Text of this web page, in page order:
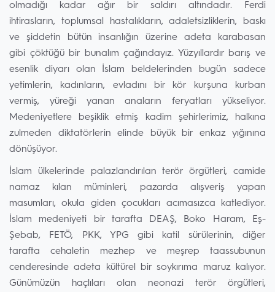
olmadığı kadar ağır bir saldırı altındadır. Ferdi
ihtirasların, toplumsal hastalıkların, adaletsizliklerin, baskı
ve şiddetin bütün insanlığın üzerine adeta karabasan
gibi çöktüğü bir bunalım çağındayız. Yüzyıllardır barış ve
esenlik diyarı olan İslam beldelerinden bugün sadece
yetimlerin, kadınların, evladını bir kör kurşuna kurban
vermiş, yüreği yanan anaların feryatları yükseliyor.
Medeniyetlere beşiklik etmiş kadim şehirlerimiz, halkına
zulmeden diktatörlerin elinde büyük bir enkaz yığınına
dönüşüyor.
İslam ülkelerinde palazlandırılan terör örgütleri, camide
namaz kılan müminleri, pazarda alışveriş yapan
masumları, okula giden çocukları acımasızca katlediyor.
İslam medeniyeti bir tarafta DEAŞ, Boko Haram, Eş-
Şebab, FETÖ, PKK, YPG gibi katil sürülerinin, diğer
tarafta cehaletin mezhep ve meşrep taassubunun
cenderesinde adeta kültürel bir soykırıma maruz kalıyor.
Günümüzün haçlıları olan neonazi terör örgütleri,